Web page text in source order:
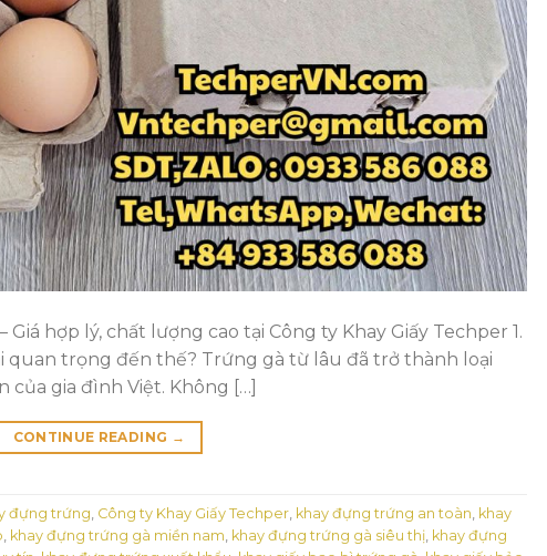
hợp lý, chất lượng cao tại Công ty Khay Giấy Techper 1.
quan trọng đến thế? Trứng gà từ lâu đã trở thành loại
gia đình Việt. Không […]
CONTINUE READING →
đựng trứng Công ty Khay Giấy Techper khay đựng trứng an toàn khay
khay đựng trứng gà miền nam khay đựng trứng gà siêu thị khay đựng